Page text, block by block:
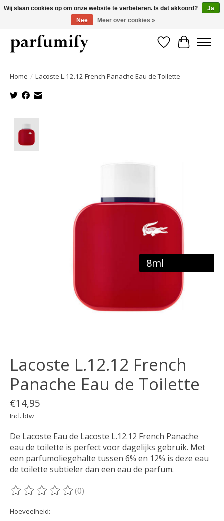
750+ Geuren | Gratis verzending | Maandelijks opzegbaar
Verlanglijst
Home / Lacoste L.12.12 French Panache Eau de Toilette
8ml
Lacoste L.12.12 French
Panache Eau de Toilette
€14,95
Incl. btw
De Lacoste Eau de Lacoste L.12.12 French Panache
eau de toilette is perfect voor dagelijks gebruik. Met
een parfumoliegehalte tussen 6% en 12% is deze eau
de toilette subtieler dan een eau de parfum.
De beoordeling van dit product is
(0)
Hoeveelheid:
Wij slaan cookies op om onze website te verbeteren. Is dat akkoord?
Ja
Nee
Meer over cookies »